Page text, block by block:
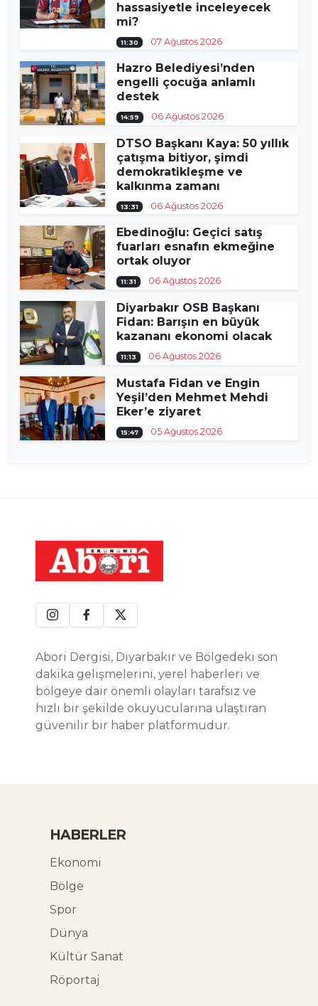
hassasiyetle inceleyecek
mi?
11:30 07 Ağustos 2026
Hazro Belediyesi’nden
engelli çocuğa anlamlı
destek
14:59 06 Ağustos 2026
DTSO Başkanı Kaya: 50 yıllık
çatışma bitiyor, şimdi
demokratikleşme ve
kalkınma zamanı
13:31 06 Ağustos 2026
Ebedinoğlu: Geçici satış
fuarları esnafın ekmeğine
ortak oluyor
11:31 06 Ağustos 2026
Diyarbakır OSB Başkanı
Fidan: Barışın en büyük
kazananı ekonomi olacak
11:13 06 Ağustos 2026
Mustafa Fidan ve Engin
Yeşil’den Mehmet Mehdi
Eker’e ziyaret
15:47 05 Ağustos 2026
Abori Dergisi, Diyarbakır ve Bölgedeki son
dakika gelişmelerini, yerel haberleri ve
bölgeye dair önemli olayları tarafsız ve
hızlı bir şekilde okuyucularına ulaştıran
güvenilir bir haber platformudur.
HABERLER
Ekonomi
Bölge
Spor
Dünya
Kültür Sanat
Röportaj